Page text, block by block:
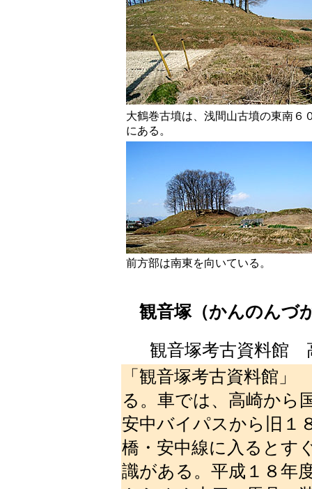
大鶴巻古墳は、浅間山古墳の東南６
にある。
前方部は南東を向いている。
観音塚（かんのんづ
観音塚考古資料館
「観音塚考古資料館
る。車では、高崎から
安中バイパスから旧１
橋・安中線に入るとす
識がある。平成１８年